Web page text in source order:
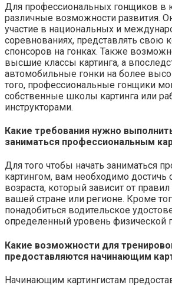
Для профессиональных гонщиков в
различные возможности развития.
участие в национальных и
соревнованиях, представлять свою
спонсоров на гонках. Также
высшие классы картинга, а
автомобильные гонки на более
того, профессиональные гонщики
собственные школы картинга или
инструкторами.
Какие требования нужно
заниматься профессиональным
Для того чтобы начать заниматься
картингом, вам необходимо достичь
возраста, который зависит от
вашей стране или регионе. Кроме
понадобиться водительское
определенный уровень физической
Какие возможности для
предоставляются начинающим
Начинающим картингистам